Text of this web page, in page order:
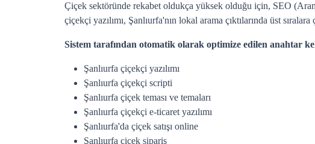
Çiçek sektöründe rekabet oldukça yüksek olduğu için, SEO
çiçekçi yazılımı, Şanlıurfa'nın lokal arama çıktılarında üst
Sistem tarafından otomatik olarak optimize edilen anahtar
Şanlıurfa çiçekçi yazılımı
Şanlıurfa çiçekçi scripti
Şanlıurfa çiçek teması ve temaları
Şanlıurfa çiçekçi e-ticaret yazılımı
Şanlıurfa'da çiçek satışı online
Şanlıurfa çiçek sipariş